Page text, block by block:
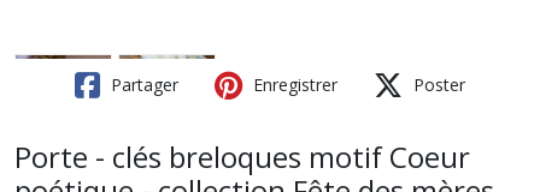
Partager Enregistrer Poster
Porte - clés breloques motif Coeur